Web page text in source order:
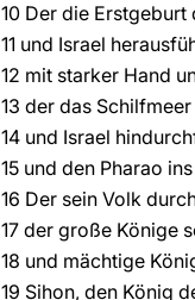
10 Der die
11 und Israel
12 mit starker Hand
13 der das
14 und Israel
15 und den Pharao
16 Der sein Volk
17 der große Könige
18 und mächtige
19 Sihon, den König